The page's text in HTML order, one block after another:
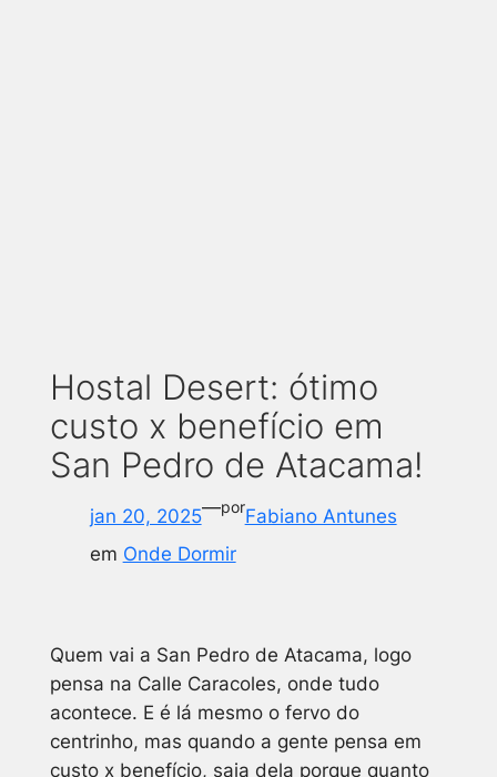
Hostal Desert: ótimo
custo x benefício em
San Pedro de Atacama!
jan 20, 2025—porFabiano Antunes
em Onde Dormir
Quem vai a San Pedro de Atacama, logo
pensa na Calle Caracoles, onde tudo
acontece. E é lá mesmo o fervo do
centrinho, mas quando a gente pensa em
custo x benefício, saia dela porque quanto